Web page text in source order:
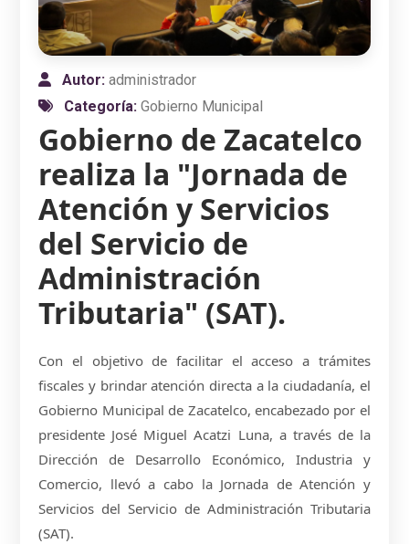
Autor:administrador
Categoría:Gobierno Municipal
Gobierno de Zacatelco
realiza la "Jornada de
Atención y Servicios
del Servicio de
Administración
Tributaria" (SAT).
Con el objetivo de facilitar el acceso a trámites
fiscales y brindar atención directa a la ciudadanía, el
Gobierno Municipal de Zacatelco, encabezado por el
presidente José Miguel Acatzi Luna, a través de la
Dirección de Desarrollo Económico, Industria y
Comercio, llevó a cabo la Jornada de Atención y
Servicios del Servicio de Administración Tributaria
(SAT).